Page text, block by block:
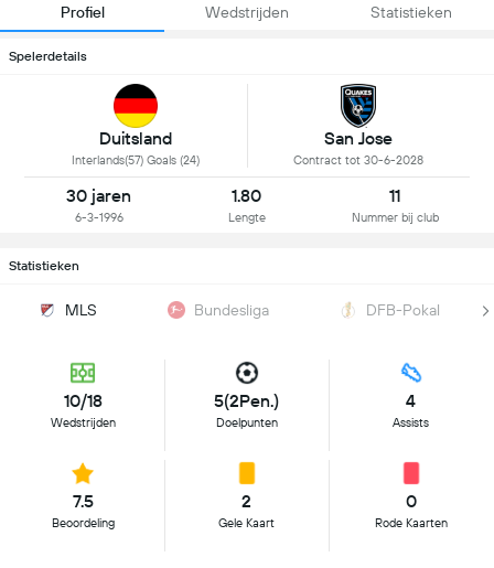
Profiel Wedstrijden Statistieken
Spelerdetails
Duitsland
Interlands(57) Goals (24)
San Jose
Contract tot 30-6-2028
30 jaren
6-3-1996
1.80
Lengte
11
Nummer bij club
Statistieken
MLS Bundesliga DFB-Pokal
10/18
Wedstrijden
5(2Pen.)
Doelpunten
4
Assists
7.5
Beoordeling
2
Gele Kaart
0
Rode Kaarten